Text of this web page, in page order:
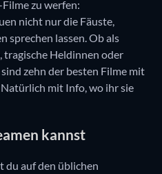
zu werfen:
nicht nur die Fäuste,
sprechen lassen. Ob als
Heldinnen oder
zehn der besten Filme mit
mit Info, wo ihr sie
kannst
du auf den üblichen